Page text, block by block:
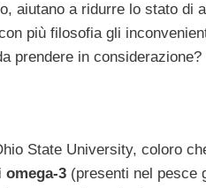
aiutano a ridurre lo stato di
più filosofia gli
prendere in considerazione?
State University, coloro
omega-3 (presenti nel pesce